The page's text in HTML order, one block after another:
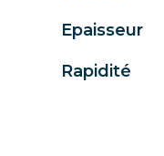
Epaisseur
Rapidité